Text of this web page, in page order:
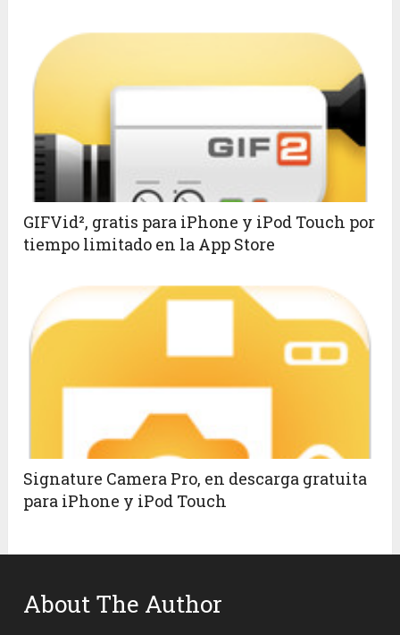
GIFVid², gratis para iPhone y iPod Touch por
tiempo limitado en la App Store
Signature Camera Pro, en descarga gratuita
para iPhone y iPod Touch
About The Author